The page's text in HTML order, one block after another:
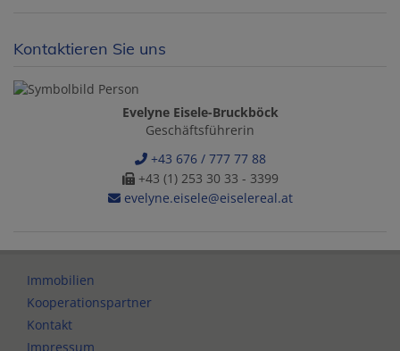
Kontaktieren Sie uns
Evelyne Eisele-Bruckböck
Geschäftsführerin
+43 676 / 777 77 88
+43 (1) 253 30 33 - 3399
evelyne.eisele@eiselereal.at
Immobilien
Kooperationspartner
Kontakt
Impressum